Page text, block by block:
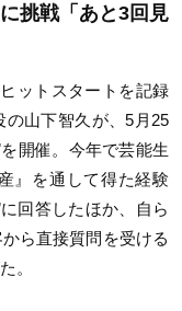
挑戦「あと3回見
ットスタートを記録
の山下智久が、5月25
開催。今年で芸能生
』を通して得た経験
回答したほか、自ら
ら直接質問を受ける
。